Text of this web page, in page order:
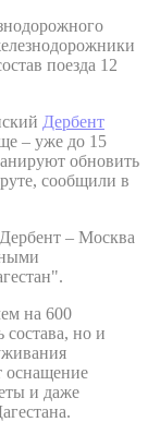
поезда 12
Дербент
– уже до 15
обновить
сообщили в
– Москва
на 600
состава, но и
оснащение
и даже